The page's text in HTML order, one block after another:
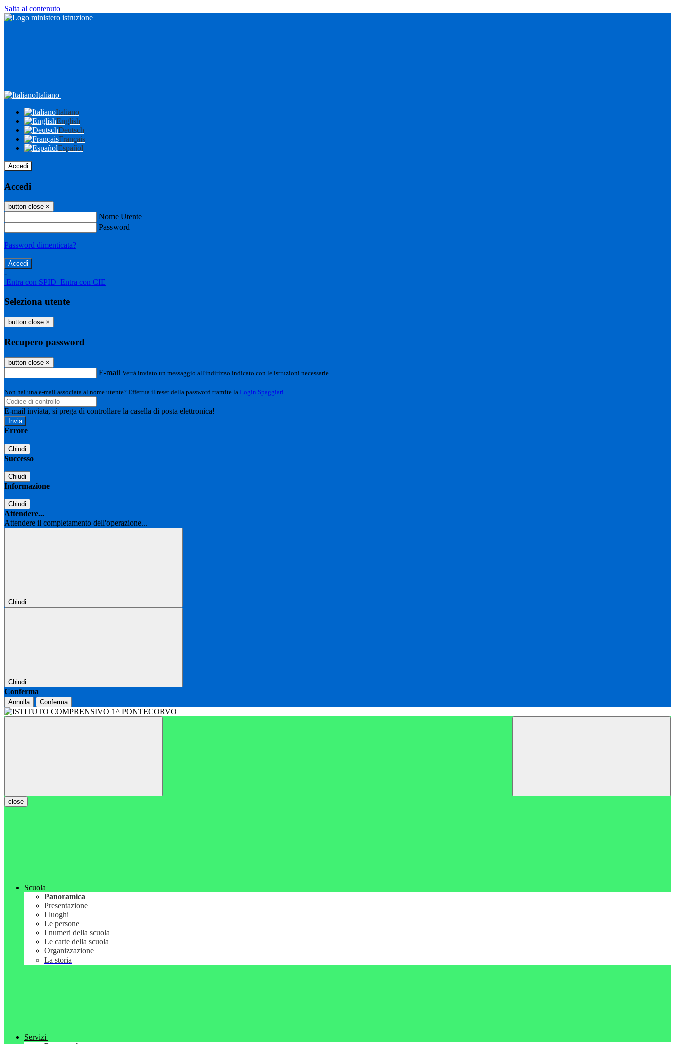
Salta al contenuto
Italiano
Italiano
English
Deutsch
Français
Español
Accedi
Accedi
button close ×
Nome Utente
Password
Password dimenticata?
-
Entra con SPID Entra con CIE
Seleziona utente
button close ×
Recupero password
button close ×
E-mail Verrà inviato un messaggio all'indirizzo indicato con le istruzioni necessarie.
Non hai una e-mail associata al nome utente? Effettua il reset della password tramite la Login Spaggiari
E-mail inviata, si prega di controllare la casella di posta elettronica!
Errore
Chiudi
Successo
Chiudi
Informazione
Chiudi
Attendere...
Attendere il completamento dell'operazione...
Chiudi
Chiudi
Conferma
Annulla Conferma
close
Scuola
Panoramica
Presentazione
I luoghi
Le persone
I numeri della scuola
Le carte della scuola
Organizzazione
La storia
Servizi